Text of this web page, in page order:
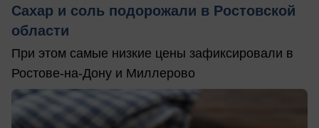
Сахар и соль подорожали в Ростовской
области
При этом самые низкие цены зафиксировали в
Ростове-на-Дону и Миллерово